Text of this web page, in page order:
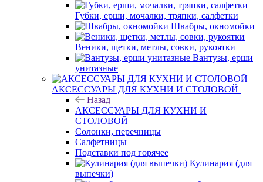
Губки, ерши, мочалки, тряпки, салфетки
Швабры, окномойки
Веники, щетки, метлы, совки, рукоятки
Вантузы, ерши
унитазные
АКСЕССУАРЫ ДЛЯ КУХНИ И СТОЛОВОЙ
Назад
АКСЕССУАРЫ ДЛЯ КУХНИ И
СТОЛОВОЙ
Солонки, перечницы
Салфетницы
Подставки под горячее
Кулинария (для
выпечки)